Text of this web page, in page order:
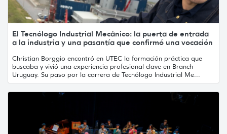
El Tecnólogo Industrial Mecánico: la puerta de entrada
a la industria y una pasantía que confirmó una vocación
Christian Borggio encontró en UTEC la formación práctica que
buscaba y vivió una experiencia profesional clave en Branch
Uruguay. Su paso por la carrera de Tecnólogo Industrial Me...